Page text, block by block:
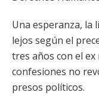
Una esperanza, la
lejos según el
tres años con el ex
confesiones no
presos políticos.